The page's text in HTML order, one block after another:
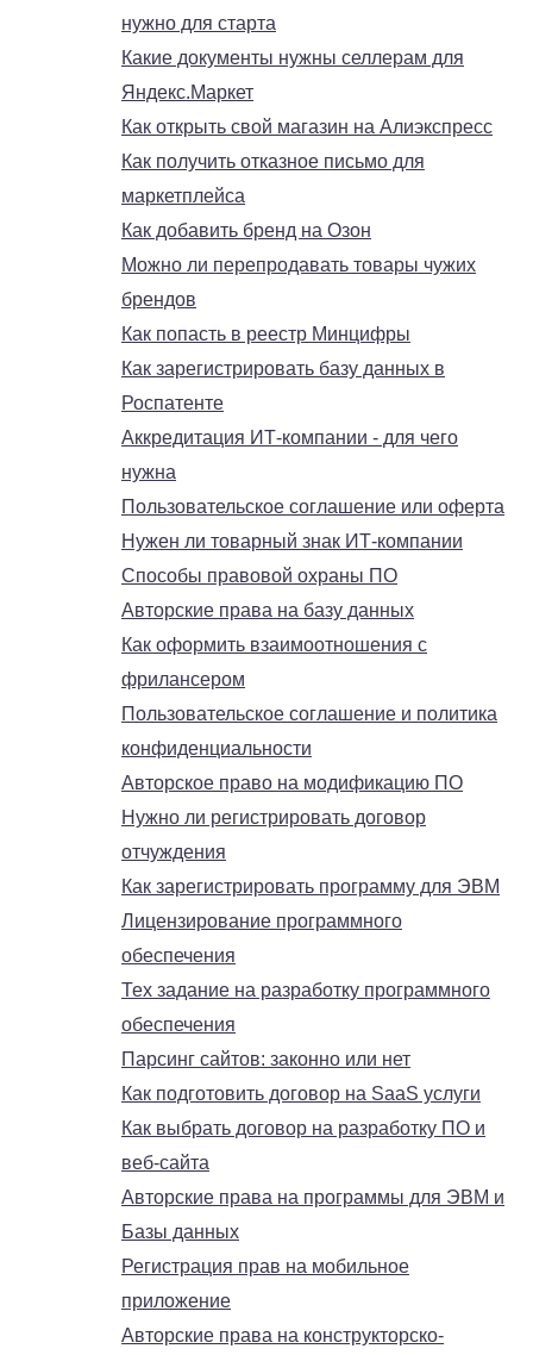
нужно для старта
Какие документы нужны селлерам для
Яндекс.Маркет
Как открыть свой магазин на Алиэкспресс
Как получить отказное письмо для
маркетплейса
Как добавить бренд на Озон
Можно ли перепродавать товары чужих
брендов
Как попасть в реестр Минцифры
Как зарегистрировать базу данных в
Роспатенте
Аккредитация ИТ-компании - для чего
нужна
Пользовательское соглашение или оферта
Нужен ли товарный знак ИТ-компании
Способы правовой охраны ПО
Авторские права на базу данных
Как оформить взаимоотношения с
фрилансером
Пользовательское соглашение и политика
конфиденциальности
Авторское право на модификацию ПО
Нужно ли регистрировать договор
отчуждения
Как зарегистрировать программу для ЭВМ
Лицензирование программного
обеспечения
Тех задание на разработку программного
обеспечения
Парсинг сайтов: законно или нет
Как подготовить договор на SaaS услуги
Как выбрать договор на разработку ПО и
веб-сайта
Авторские права на программы для ЭВМ и
Базы данных
Регистрация прав на мобильное
приложение
Авторские права на конструкторско-